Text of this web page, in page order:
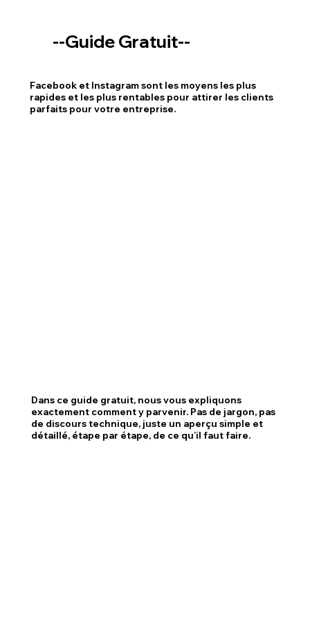
--Guide Gratuit--
Facebook et Instagram sont les moyens les plus
rapides et les plus rentables pour attirer les clients
parfaits pour votre entreprise.
Dans ce guide gratuit, nous vous expliquons
exactement comment y parvenir. Pas de jargon, pas
de discours technique, juste un aperçu simple et
détaillé, étape par étape, de ce qu’il faut faire.